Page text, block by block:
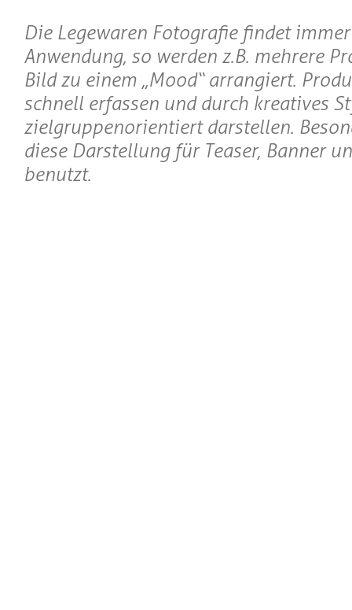
Die Legewaren Fotografie findet
Anwendung, so werden z.B. mehrere
Bild zu einem „Mood“ arrangiert.
schnell erfassen und durch kreatives
zielgruppenorientiert darstellen.
diese Darstellung für Teaser, Banner
benutzt.